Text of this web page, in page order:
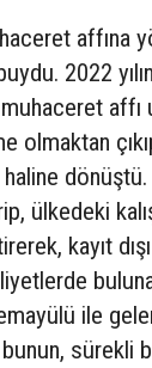
affına
2022
affı
olmaktan
haline
ülkedeki
kayıt
ile
bunun, sürekli